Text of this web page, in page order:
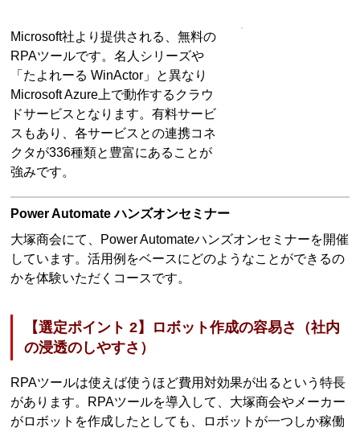
Microsoft社より提供される、無料の
RPAツールです。名人シリーズや
「たよれーる WinActor」と異なり
Microsoft Azure上で動作するクラウ
ドサービスとなります。有料サービ
スもあり、各サービスとの連携コネ
クタが336種類と豊富にあることが
強みです。
Power Automate ハンズオンセミナー
大塚商会にて、Power Automateハンズオンセミナーを開催
しています。活用例をベースにどのようなことができるの
かを体験いただくコースです。
【選定ポイント 2】ロボット作成の容易さ（社内
の浸透のしやすさ）
RPAツールは使えば使うほど費用対効果が出るという特長
があります。RPAツールを導入して、大塚商会やメーカー
がロボットを作成したとしても、ロボットが一つしか稼働